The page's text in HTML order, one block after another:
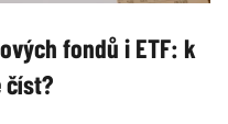
fondů i ETF: k
číst?